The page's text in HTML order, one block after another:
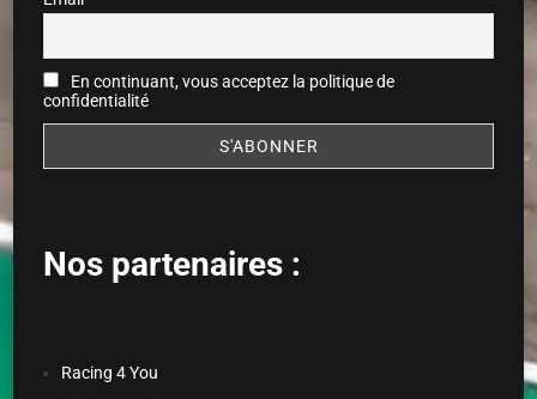
En continuant, vous acceptez la politique de
confidentialité
Nos partenaires :
Racing 4 You